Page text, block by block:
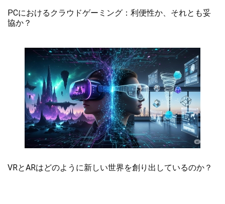
PCにおけるクラウドゲーミング：利便性か、それとも妥
協か？
VRとARはどのように新しい世界を創り出しているのか？